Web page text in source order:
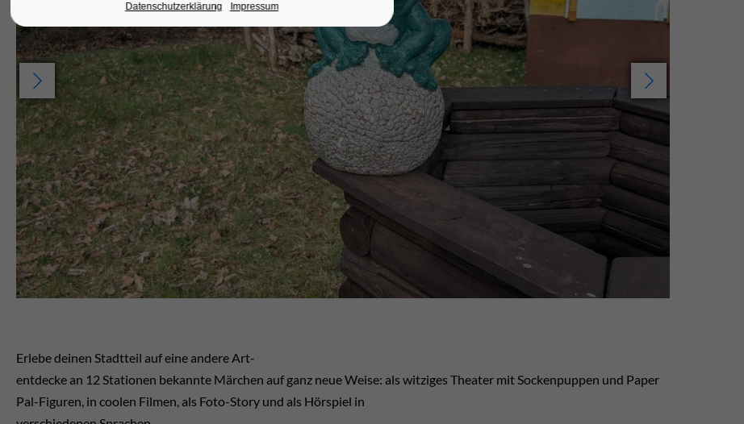
Erlebe deinen Stadtteil auf eine andere Art-
entdecke an 12 Stationen bekannte Märchen auf ganz neue Weise: als witziges Theater mit Sockenpuppen und Paper
Pal-Figuren, in coolen Filmen, als Foto-Story und als Hörspiel in
Datenschutzerklärung Impressum